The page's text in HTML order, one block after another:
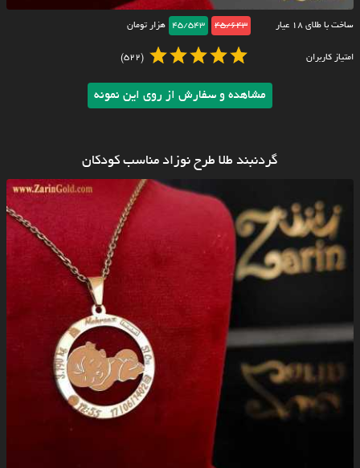
ساخت با طلای ۱۸ عیار 45/643
45/543 هزار تومان
امتیاز کاربران (522)
مشاهده و سفارش از روی این نمونه
گردنبند طلا طرح نوزاد مناسب کودکان